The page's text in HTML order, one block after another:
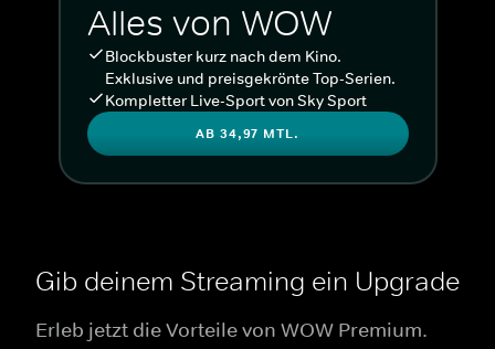
Alles von WOW
Blockbuster kurz nach dem Kino.
Exklusive und preisgekrönte Top-Serien.
Kompletter Live-Sport von Sky Sport
AB 34,97 MTL.
Gib deinem Streaming ein Upgrade
Erleb jetzt die Vorteile von WOW Premium.